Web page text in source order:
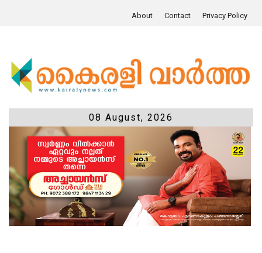
About Contact Privacy Policy
08 August, 2026